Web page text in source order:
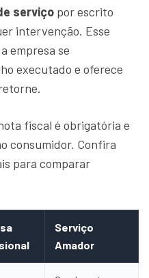
serviço por escrito
intervenção. Esse
empresa se
executado e oferece
fiscal é obrigatória e
consumidor. Confira
para comparar
Serviço
Amador